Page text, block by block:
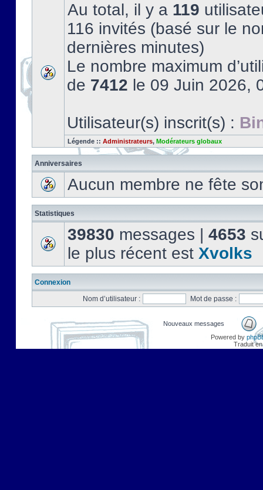
Au total, il y a 119
116 invités (basé sur le
dernières minutes)
Le nombre maximum
de 7412 le 09 Juin 2026,
Utilisateur(s) inscrit(s) :
Légende :: Administrateurs, Modérateurs globaux
Anniversaires
Aucun membre ne fête
Statistiques
39830 messages | 4653
le plus récent est Xvolks
Connexion
Nom d’utilisateur :
Mot de passe :
Nouveaux messages
Powered by
Traduit